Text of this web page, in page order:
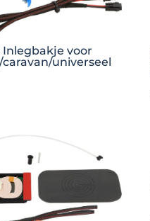
Inlegbakje voor
universeel